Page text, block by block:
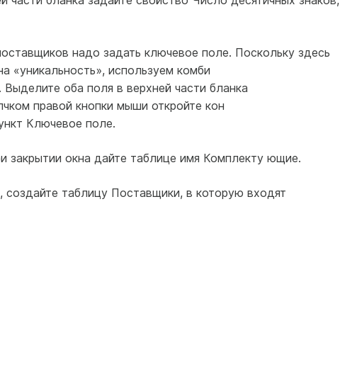
надо задать ключевое поле. Поскольку здесь
«уникальность», используем комби
оба поля в верхней части бланка
правой кнопки мыши откройте кон
Ключевое поле.
закрытии окна дайте таблице имя Комплекту ющие.
создайте таблицу Поставщики, в которую входят